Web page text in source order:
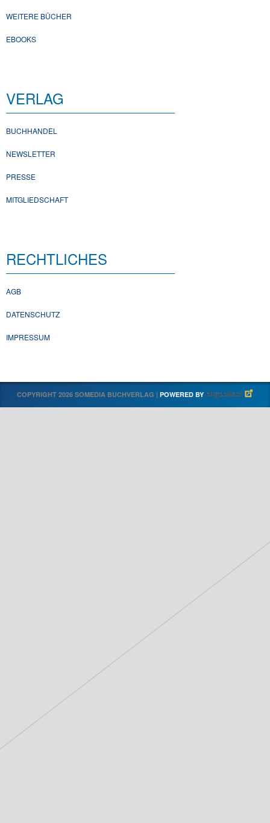
WEITERE BÜCHER
EBOOKS
VERLAG
BUCHHANDEL
NEWSLETTER
PRESSE
MITGLIEDSCHAFT
RECHTLICHES
AGB
DATENSCHUTZ
IMPRESSUM
COPYRIGHT 2026 SOMEDIA BUCHVERLAG | POWERED BY